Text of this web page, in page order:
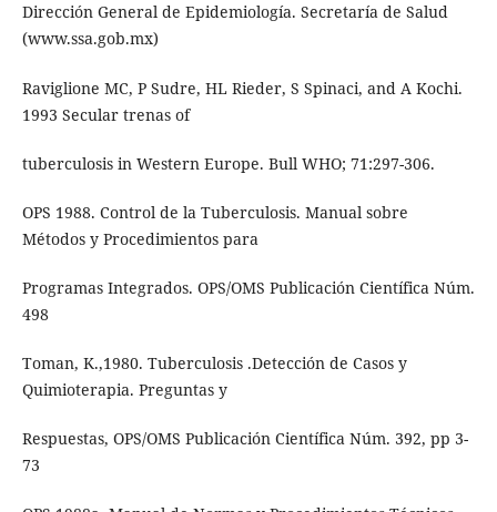
Dirección General de Epidemiología. Secretaría de Salud
(www.ssa.gob.mx)
Raviglione MC, P Sudre, HL Rieder, S Spinaci, and A Kochi.
1993 Secular trenas of
tuberculosis in Western Europe. Bull WHO; 71:297-306.
OPS 1988. Control de la Tuberculosis. Manual sobre
Métodos y Procedimientos para
Programas Integrados. OPS/OMS Publicación Científica Núm.
498
Toman, K.,1980. Tuberculosis .Detección de Casos y
Quimioterapia. Preguntas y
Respuestas, OPS/OMS Publicación Científica Núm. 392, pp 3-
73